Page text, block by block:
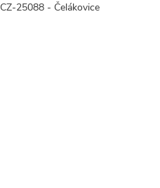
CZ-25088 - Čelákovice